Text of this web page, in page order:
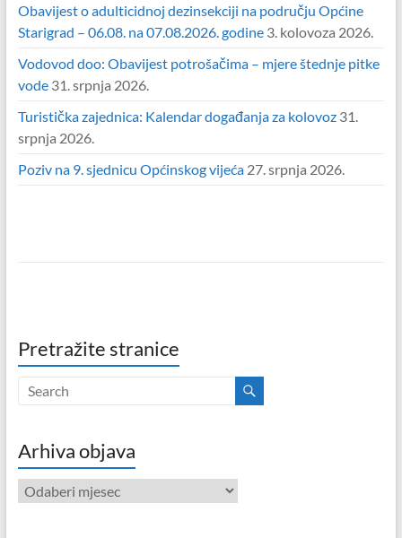
Obavijest o adulticidnoj dezinsekciji na području Općine
Starigrad – 06.08. na 07.08.2026. godine 3. kolovoza 2026.
Vodovod doo: Obavijest potrošačima – mjere štednje pitke
vode 31. srpnja 2026.
Turistička zajednica: Kalendar događanja za kolovoz 31.
srpnja 2026.
Poziv na 9. sjednicu Općinskog vijeća 27. srpnja 2026.
Pretražite stranice
Arhiva objava
Arhiva
objava